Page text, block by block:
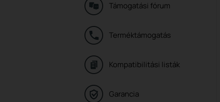
Támogatási fórum
Terméktámogatás
Kompatibilitási listák
Garancia